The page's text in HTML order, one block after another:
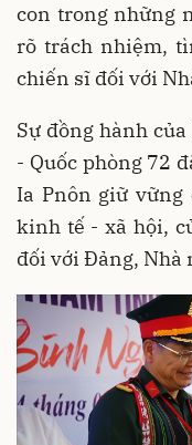
con trong những
rõ trách nhiệm,
chiến sĩ đối với
Sự đồng hành
- Quốc phòng 72
Ia Pnôn giữ
kinh tế - xã hội,
đối với Đảng, Nhà